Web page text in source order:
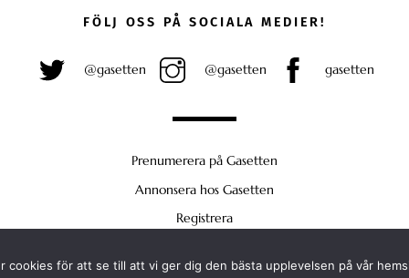
FÖLJ OSS PÅ SOCIALA MEDIER!
@gasetten @gasetten gasetten
Prenumerera på Gasetten
Annonsera hos Gasetten
Registrera
cookies för att se till att vi ger dig den bästa upplevelsen på vår